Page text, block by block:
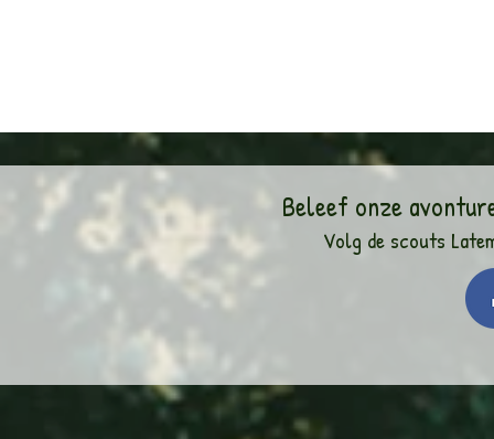
Beleef onze
Volg de scouts